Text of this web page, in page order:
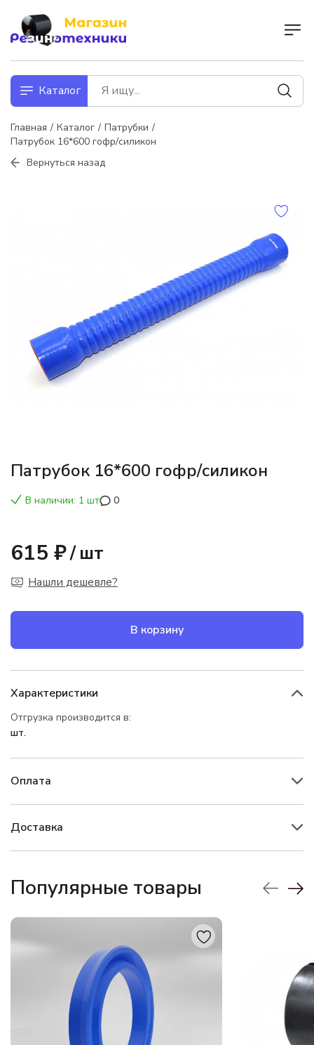
Каталог
Главная Каталог
Патрубки
Патрубок 16*600 гофр/силикон
Вернуться назад
Патрубок 16*600 гофр/силикон
В наличии: 1 шт 0
615 ₽/ шт
Нашли дешевле?
В корзину
Характеристики
Отгрузка производится в:
шт.
Оплата
Доставка
Популярные товары